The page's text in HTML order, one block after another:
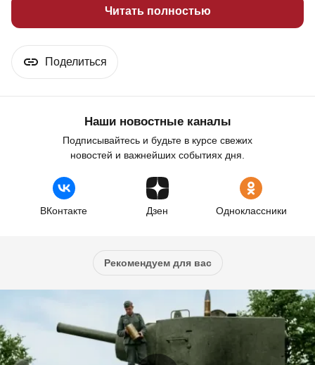
Читать полностью
Поделиться
Наши новостные каналы
Подписывайтесь и будьте в курсе свежих
новостей и важнейших событиях дня.
ВКонтакте Дзен Одноклассники
Рекомендуем для вас